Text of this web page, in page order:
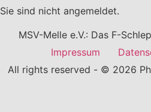
Sie sind nicht angemeldet.
MSV-Melle e.V.: Das F-
Impressum
All rights reserved - © 2026